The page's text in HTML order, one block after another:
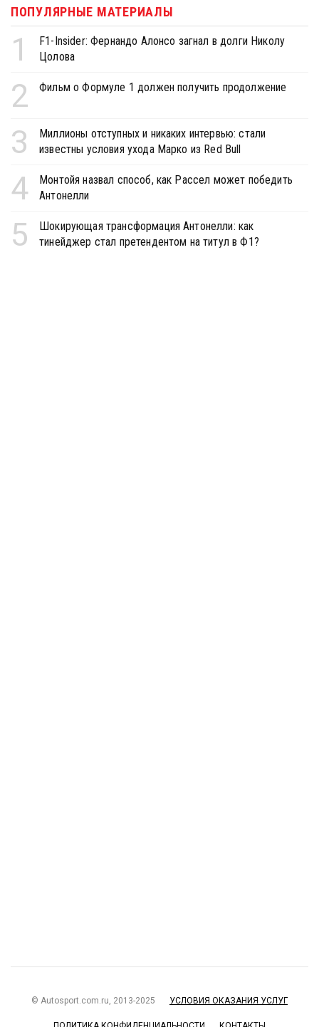
ПОПУЛЯРНЫЕ МАТЕРИАЛЫ
1
F1-Insider: Фернандо Алонсо загнал в долги Николу
Цолова
2 Фильм о Формуле 1 должен получить продолжение
3
Миллионы отступных и никаких интервью: стали
известны условия ухода Марко из Red Bull
4
Монтойя назвал способ, как Рассел может победить
Антонелли
5
Шокирующая трансформация Антонелли: как
тинейджер стал претендентом на титул в Ф1?
© Autosport.com.ru, 2013-2025 УСЛОВИЯ ОКАЗАНИЯ УСЛУГ